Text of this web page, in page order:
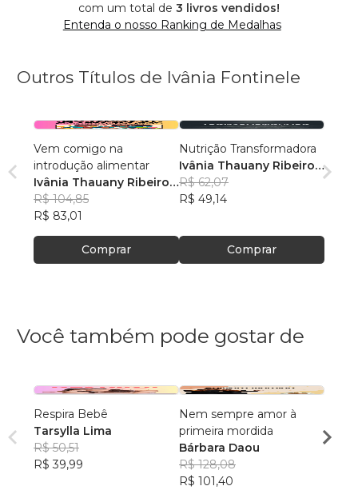
com um total de 3 livros vendidos!
Entenda o nosso Ranking de Medalhas
Outros Títulos de Ivânia Fontinele
Vem comigo na
introdução alimentar
Ivânia Thauany Ribeiro
Fontinele
R$ 104,85
R$ 83,01
Comprar
Nutrição Transformadora
Ivânia Thauany Ribeiro
Fontinele
R$ 62,07
R$ 49,14
Comprar
Você também pode gostar de
Respira Bebê
Tarsylla Lima
R$ 50,51
R$ 39,99
Nem sempre amor à
primeira mordida
Bárbara Daou
R$ 128,08
R$ 101,40